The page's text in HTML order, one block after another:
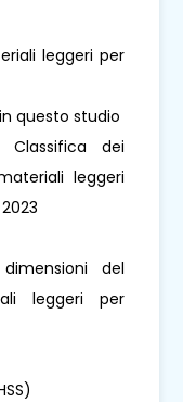
leggeri per
questo studio
Classifica dei
leggeri
del
leggeri per